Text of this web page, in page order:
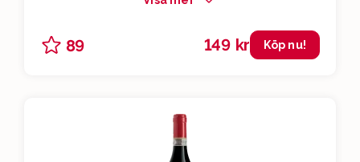
slutet. Läskande och somrigt!
89 149 kr Köp nu!